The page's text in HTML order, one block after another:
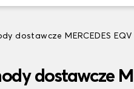
dostawcze MERCEDES EQV
dostawcze